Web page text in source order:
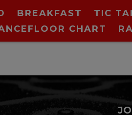
BREAKFAST TIC
CHART